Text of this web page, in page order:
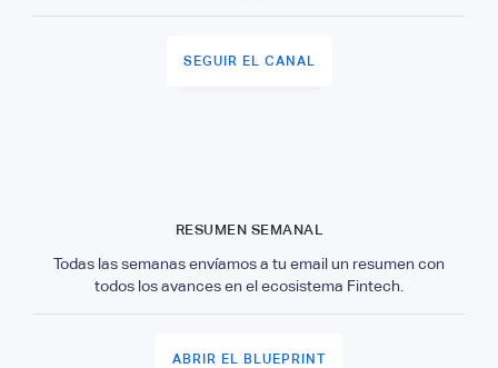
SEGUIR EL CANAL
RESUMEN SEMANAL
Todas las semanas envíamos a tu email un resumen con
todos los avances en el ecosistema Fintech.
ABRIR EL BLUEPRINT